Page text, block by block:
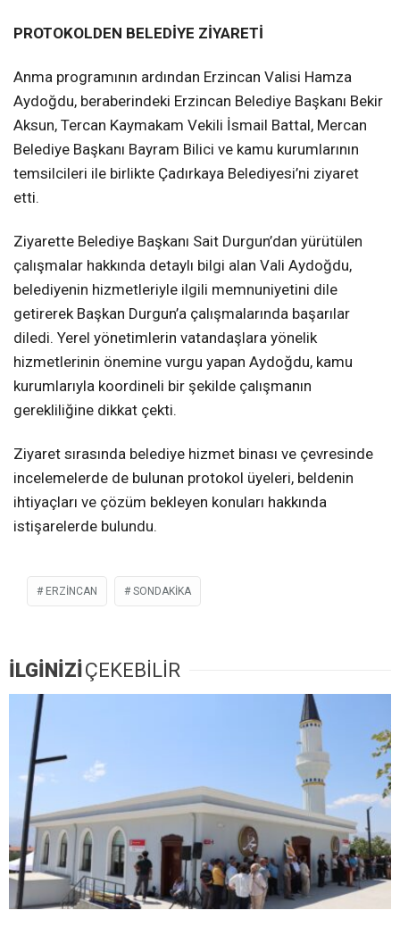
PROTOKOLDEN BELEDİYE ZİYARETİ
Anma programının ardından Erzincan Valisi Hamza
Aydoğdu, beraberindeki Erzincan Belediye Başkanı Bekir
Aksun, Tercan Kaymakam Vekili İsmail Battal, Mercan
Belediye Başkanı Bayram Bilici ve kamu kurumlarının
temsilcileri ile birlikte Çadırkaya Belediyesi’ni ziyaret
etti.
Ziyarette Belediye Başkanı Sait Durgun’dan yürütülen
çalışmalar hakkında detaylı bilgi alan Vali Aydoğdu,
belediyenin hizmetleriyle ilgili memnuniyetini dile
getirerek Başkan Durgun’a çalışmalarında başarılar
diledi. Yerel yönetimlerin vatandaşlara yönelik
hizmetlerinin önemine vurgu yapan Aydoğdu, kamu
kurumlarıyla koordineli bir şekilde çalışmanın
gerekliliğine dikkat çekti.
Ziyaret sırasında belediye hizmet binası ve çevresinde
incelemelerde de bulunan protokol üyeleri, beldenin
ihtiyaçları ve çözüm bekleyen konuları hakkında
istişarelerde bulundu.
ERZINCAN SONDAKIKA
İLGİNİZİ ÇEKEBİLİR